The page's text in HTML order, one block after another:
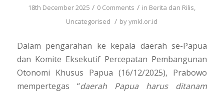
18th December 2025 / 0 Comments / in Berita dan Rilis,
Uncategorised / byymkl.or.id
Dalam pengarahan ke kepala daerah se-Papua
dan Komite Eksekutif Percepatan Pembangunan
Otonomi Khusus Papua (16/12/2025), Prabowo
mempertegas “daerah
Papua harus ditanam